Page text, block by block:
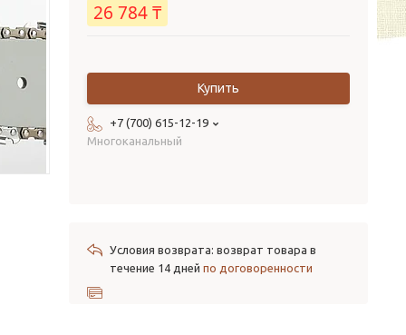
26 784 ₸
Купить
+7 (700) 615-12-19
Многоканальный
возврат товара в
течение 14 дней по договоренности